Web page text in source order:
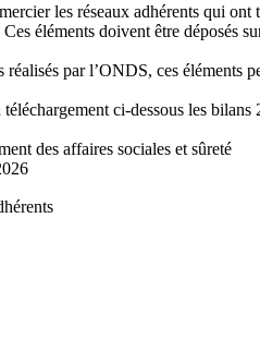
les réseaux adhérents qui
éléments doivent être déposés
réalisés par l’ONDS, ces éléments
ci-dessous les
des affaires sociales et sûreté